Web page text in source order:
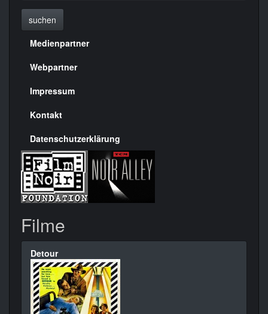
suchen
Menülinks
rechte
Seite
Medienpartner
Webpartner
Impressum
Kontakt
Datenschutzerklärung
Filme
Detour